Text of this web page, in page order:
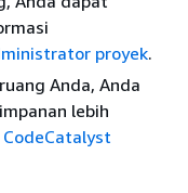
proyek.
Anda, Anda
lebih